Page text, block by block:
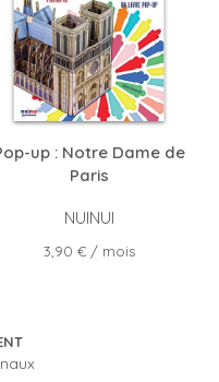
up : Notre Dame de
Paris
NUINUI
Prix
3,90 €/ mois